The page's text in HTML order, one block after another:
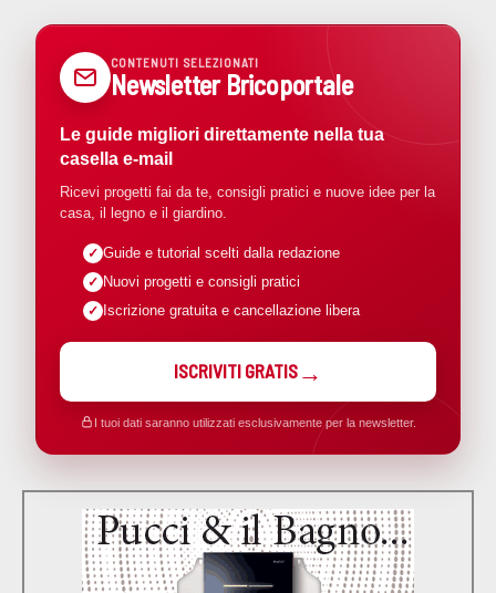
CONTENUTI SELEZIONATI
Newsletter Bricoportale
Le guide migliori direttamente nella tua
casella e-mail
Ricevi progetti fai da te, consigli pratici e nuove idee per la
casa, il legno e il giardino.
Guide e tutorial scelti dalla redazione
Nuovi progetti e consigli pratici
Iscrizione gratuita e cancellazione libera
ISCRIVITI GRATIS
I tuoi dati saranno utilizzati esclusivamente per la newsletter.